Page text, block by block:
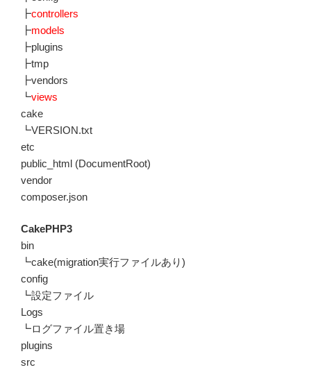
┣controllers
┣models
┣plugins
┣tmp
┣vendors
┗views
cake
┗VERSION.txt
etc
public_html (DocumentRoot)
vendor
composer.json
CakePHP3
bin
┗cake(migration実行ファイルあり)
config
┗設定ファイル
Logs
┗ログファイル置き場
plugins
src